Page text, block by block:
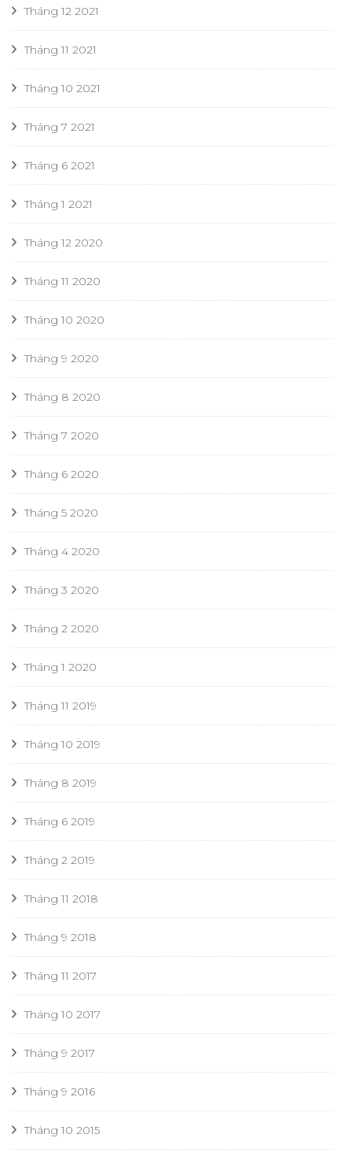
Tháng 12 2021
Tháng 11 2021
Tháng 10 2021
Tháng 7 2021
Tháng 6 2021
Tháng 1 2021
Tháng 12 2020
Tháng 11 2020
Tháng 10 2020
Tháng 9 2020
Tháng 8 2020
Tháng 7 2020
Tháng 6 2020
Tháng 5 2020
Tháng 4 2020
Tháng 3 2020
Tháng 2 2020
Tháng 1 2020
Tháng 11 2019
Tháng 10 2019
Tháng 8 2019
Tháng 6 2019
Tháng 2 2019
Tháng 11 2018
Tháng 9 2018
Tháng 11 2017
Tháng 10 2017
Tháng 9 2017
Tháng 9 2016
Tháng 10 2015